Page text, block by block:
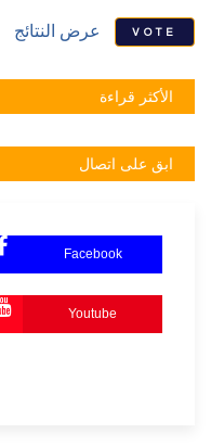
VOTE عرض النتائج
الأكثر قراءة
ابق على اتصال
Facebook
Youtube